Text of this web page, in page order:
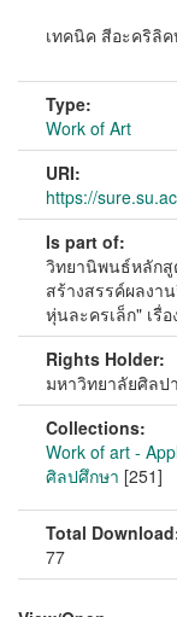
เทคนิค สีอะคริลิ
Type:
Work of Art
URI:
https://
Is part of:
วิทยานิพนธ์หลัก
สร้างสรรค์ผลงา
หุ่นละครเล็ก" เรื่
Rights Holder:
มหาวิทยาลัยศิลป
Collections:
Work of art -
ศิลปศึกษา [251]
Total
77